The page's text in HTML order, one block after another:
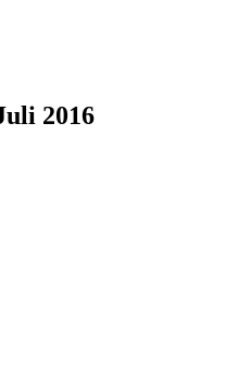
2016